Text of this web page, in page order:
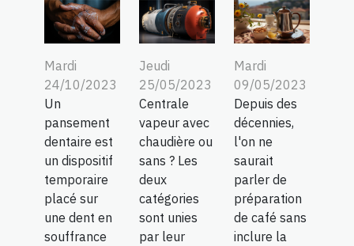
Mardi
24/10/2023
Un
pansement
dentaire est
un dispositif
temporaire
placé sur
une dent en
souffrance
Jeudi
25/05/2023
Centrale
vapeur avec
chaudière ou
sans ? Les
deux
catégories
sont unies
par leur
Mardi
09/05/2023
Depuis des
décennies,
l'on ne
saurait
parler de
préparation
de café sans
inclure la